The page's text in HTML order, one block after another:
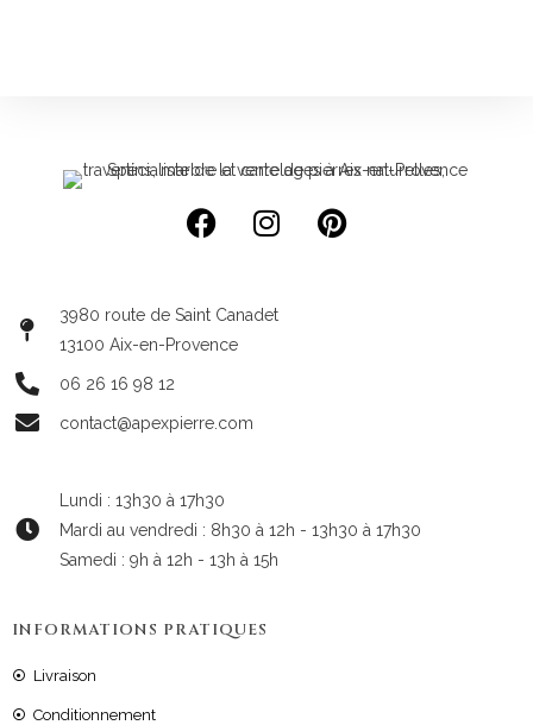
3980 route de Saint Canadet
13100 Aix-en-Provence
06 26 16 98 12
contact@apexpierre.com
Lundi : 13h30 à 17h30
Mardi au vendredi : 8h30 à 12h - 13h30 à 17h30
Samedi : 9h à 12h - 13h à 15h
INFORMATIONS PRATIQUES
Livraison
Conditionnement